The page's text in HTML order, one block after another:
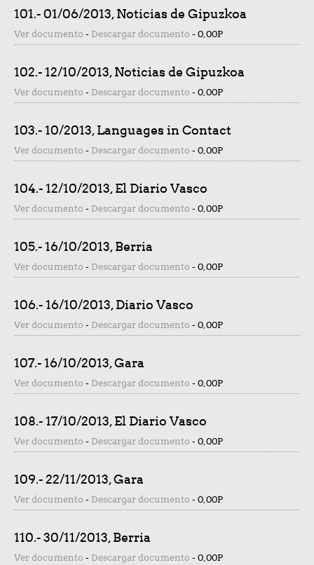
101.- 01/06/2013, Noticias de Gipuzkoa
Ver documento - Descargar documento - 0,00P
102.- 12/10/2013, Noticias de Gipuzkoa
Ver documento - Descargar documento - 0,00P
103.- 10/2013, Languages in Contact
Ver documento - Descargar documento - 0,00P
104.- 12/10/2013, El Diario Vasco
Ver documento - Descargar documento - 0,00P
105.- 16/10/2013, Berria
Ver documento - Descargar documento - 0,00P
106.- 16/10/2013, Diario Vasco
Ver documento - Descargar documento - 0,00P
107.- 16/10/2013, Gara
Ver documento - Descargar documento - 0,00P
108.- 17/10/2013, El Diario Vasco
Ver documento - Descargar documento - 0,00P
109.- 22/11/2013, Gara
Ver documento - Descargar documento - 0,00P
110.- 30/11/2013, Berria
Ver documento - Descargar documento - 0,00P